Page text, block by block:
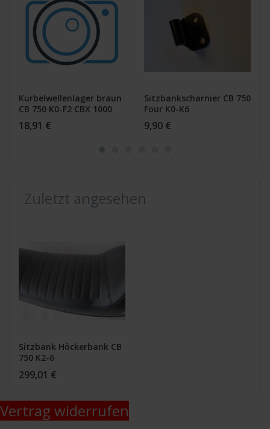
Kurbelwellenlager braun
CB 750 K0-F2 CBX 1000
18,91 €
Sitzbankscharnier CB 750
Four K0-K6
9,90 €
Zuletzt angesehen
Sitzbank Höckerbank CB
750 K2-6
299,01 €
Vertrag widerrufen